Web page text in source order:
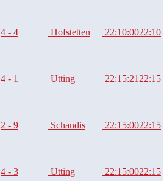
4 - 4 Hofstetten 22:10:0022:10
4 - 1 Utting 22:15:21 22:15
2 - 9 Schandis 22:15:0022:15
4 - 3 Utting 22:15:0022:15